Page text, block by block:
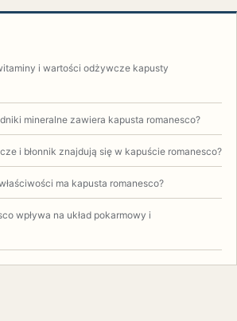
i wartości odżywcze kapusty
mineralne zawiera kapusta romanesco?
i błonnik znajdują się w kapuście romanesco?
ma kapusta romanesco?
wpływa na układ pokarmowy i